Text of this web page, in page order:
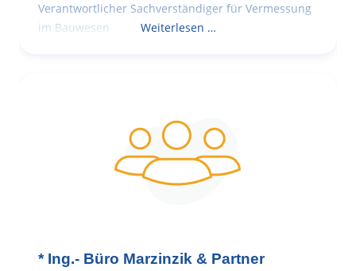
Verantwortlicher Sachverständiger für Vermessung
im Bauwesen
Weiterlesen …
* Ing.- Büro Marzinzik & Partner